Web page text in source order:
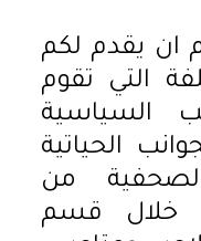
ان يقدم لكم
التي تقوم
السياسية
الحياتية
من
خلال قسم